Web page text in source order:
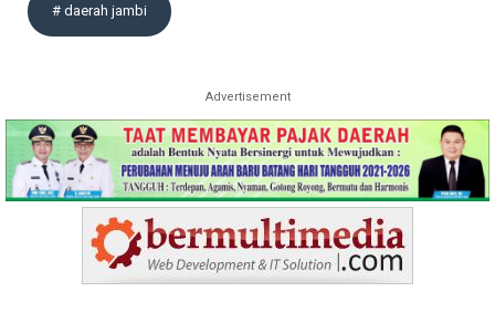
# daerah jambi
Advertisement